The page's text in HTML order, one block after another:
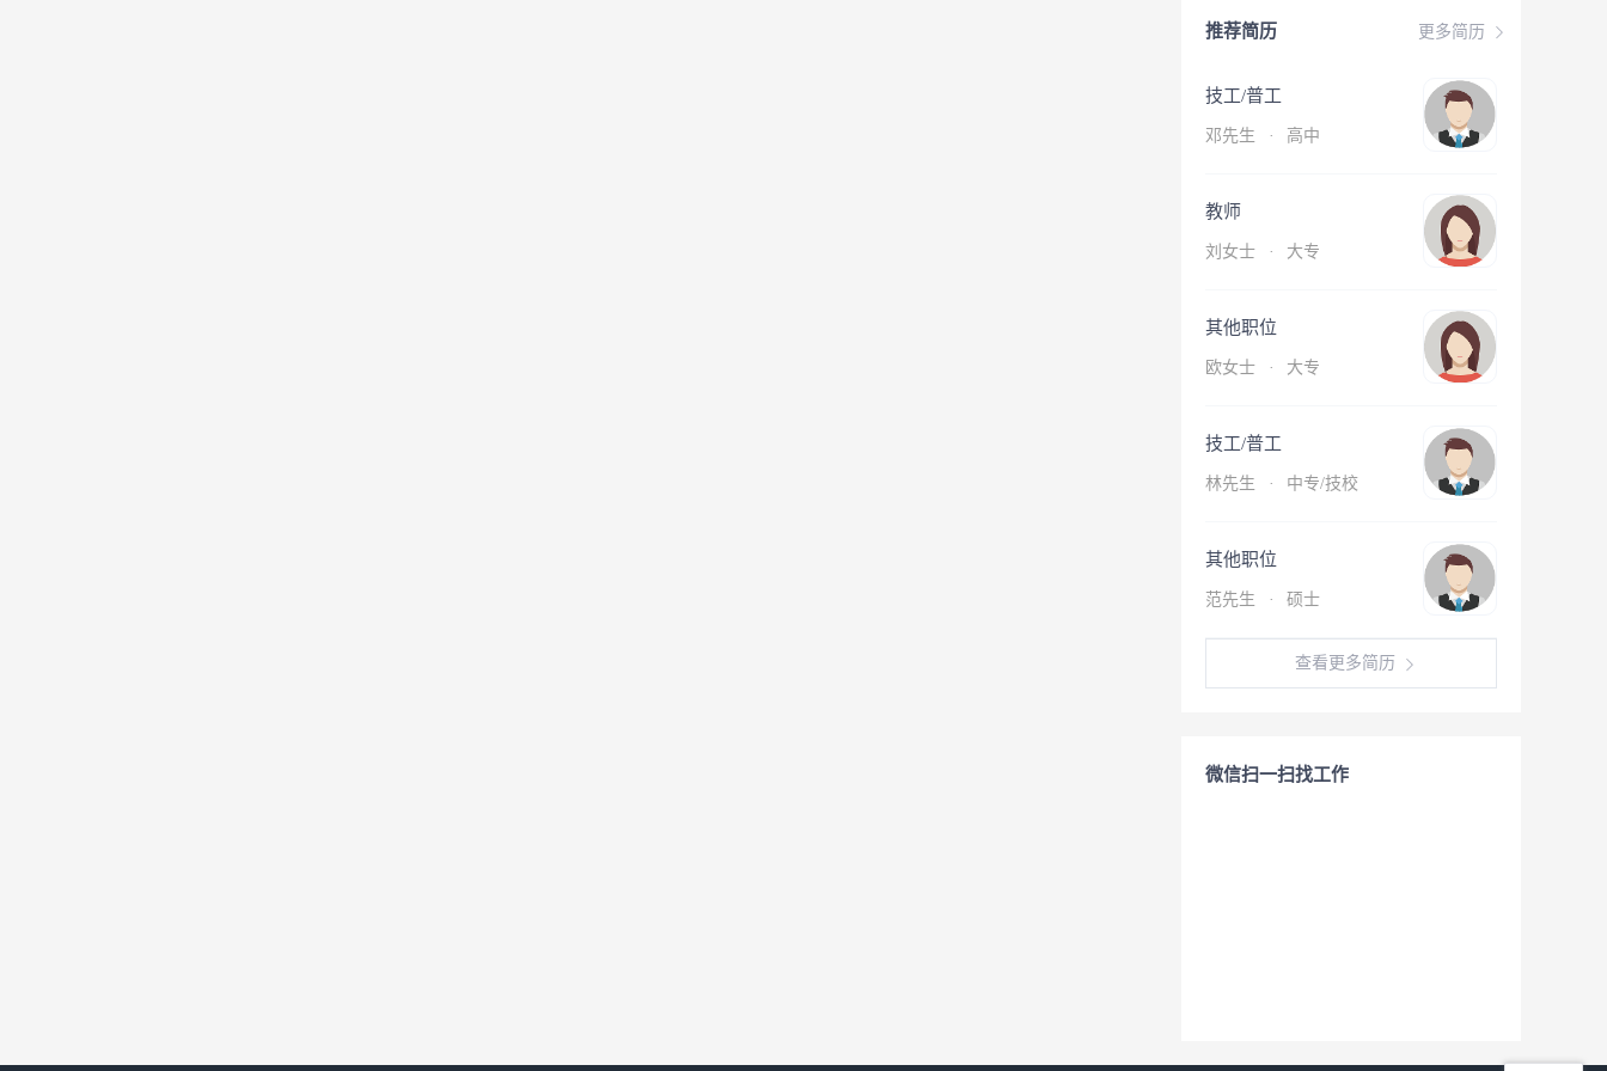
更多简历
推荐简历
技工/普工
邓先生 · 高中
教师
刘女士 · 大专
其他职位
欧女士 · 大专
技工/普工
林先生 · 中专/技校
其他职位
范先生 · 硕士
查看更多简历
微信扫一扫找工作